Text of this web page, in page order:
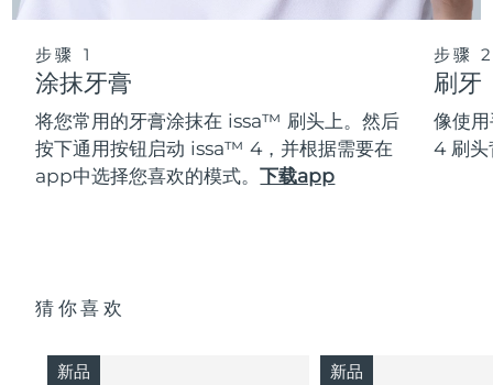
步骤 1
涂抹牙膏
将您常用的牙膏涂抹在 issa™ 刷头上。然后
按下通用按钮启动 issa™ 4，并根据需要在
app中选择您喜欢的模式。下载app
步骤
刷牙
像使
4 刷头
猜你喜欢
新品 新品